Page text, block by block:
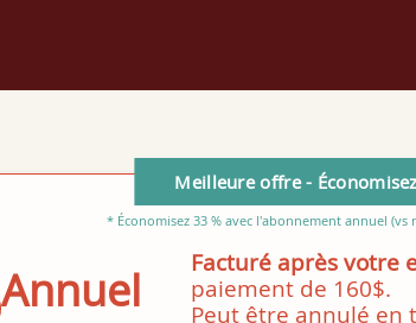
Meilleure offre -
* Économisez 33 % avec l'abonnement annuel (vs
Annuel Facturé après votre
paiement de 160$.
Peut être annulé en